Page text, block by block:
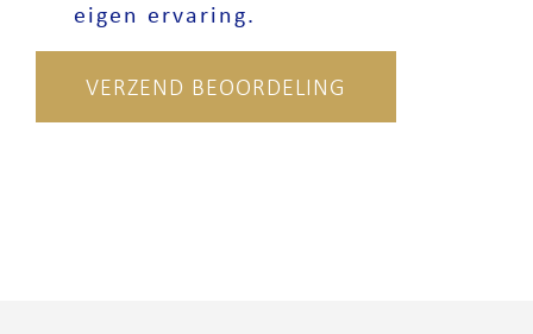
eigen ervaring.
VERZEND BEOORDELING